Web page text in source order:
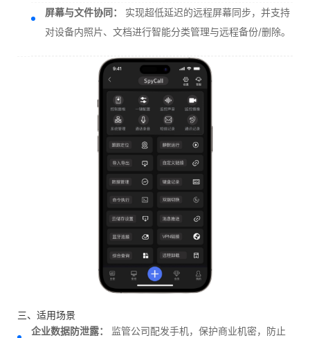
屏幕与文件协同：
实现超低延迟的远程屏幕同步，并支持
对设备内照片、文档进行智能分类管理与远程备份/删除。
三、适用场景
企业数据防泄露：
监管公司配发手机，保护商业机密，防止